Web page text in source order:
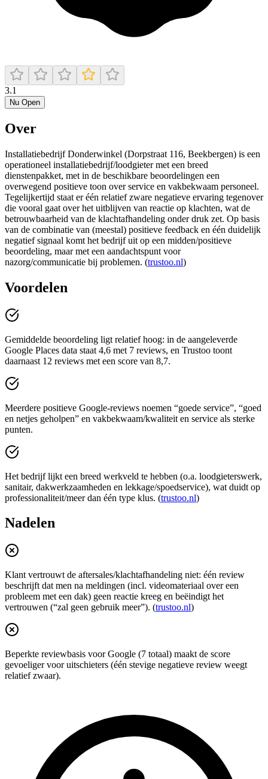
3.1
Nu Open
Over
Installatiebedrijf Donderwinkel (Dorpstraat 116, Beekbergen) is een
operationeel installatiebedrijf/loodgieter met een breed
dienstenpakket, met in de beschikbare beoordelingen een
overwegend positieve toon over service en vakbekwaam personeel.
Tegelijkertijd staat er één relatief zware negatieve ervaring tegenover
die vooral gaat over het uitblijven van reactie op klachten, wat de
betrouwbaarheid van de klachtafhandeling onder druk zet. Op basis
van de combinatie van (meestal) positieve feedback en één duidelijk
negatief signaal komt het bedrijf uit op een midden/positieve
beoordeling, maar met een aandachtspunt voor
nazorg/communicatie bij problemen. (trustoo.nl)
Voordelen
Gemiddelde beoordeling ligt relatief hoog: in de aangeleverde
Google Places data staat 4,6 met 7 reviews, en Trustoo toont
daarnaast 12 reviews met een score van 8,7.
Meerdere positieve Google-reviews noemen “goede service”, “goed
en netjes geholpen” en vakbekwaam/kwaliteit en service als sterke
punten.
Het bedrijf lijkt een breed werkveld te hebben (o.a. loodgieterswerk,
sanitair, dakwerkzaamheden en lekkage/spoedservice), wat duidt op
professionaliteit/meer dan één type klus. (trustoo.nl)
Nadelen
Klant vertrouwt de aftersales/klachtafhandeling niet: één review
beschrijft dat men na meldingen (incl. videomateriaal over een
probleem met een dak) geen reactie kreeg en beëindigt het
vertrouwen (“zal geen gebruik meer”). (trustoo.nl)
Beperkte reviewbasis voor Google (7 totaal) maakt de score
gevoeliger voor uitschieters (één stevige negatieve review weegt
relatief zwaar).